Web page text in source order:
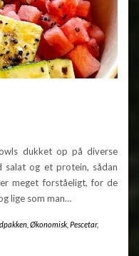
dukket op på diverse
salat og et protein, sådan
meget forståeligt, for de
lige som man…
Økonomisk Pescetar,